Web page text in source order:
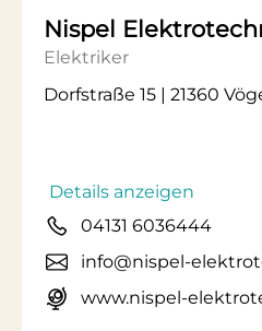
Nispel
Elektriker
Dorfstraße 15 | 21360
Details anzeigen
04131 6036444
info@nispel-
www.nispel-